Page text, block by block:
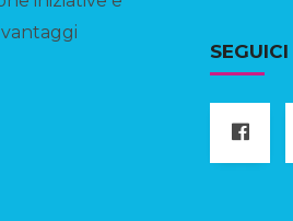
SEGUICI